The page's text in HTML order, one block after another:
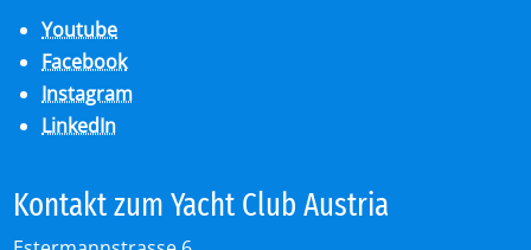
Youtube
Facebook
Instagram
LinkedIn
Kon­takt zum Yacht Club Aus­tria